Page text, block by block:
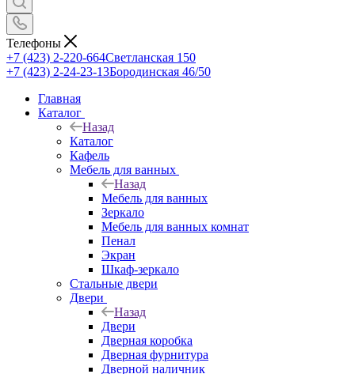
Телефоны
+7 (423) 2-220-664Светланская 150
+7 (423) 2-24-23-13Бородинская 46/50
Главная
Каталог
Назад
Каталог
Кафель
Мебель для ванных
Назад
Мебель для ванных
Зеркало
Мебель для ванных комнат
Пенал
Экран
Шкаф-зеркало
Стальные двери
Двери
Назад
Двери
Дверная коробка
Дверная фурнитура
Дверной наличник